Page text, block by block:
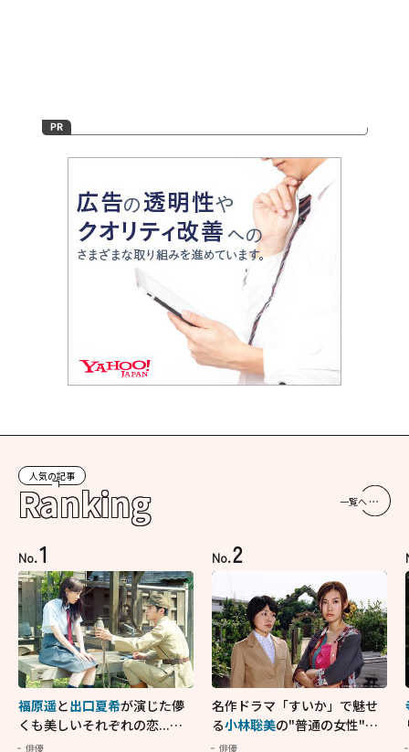
人気の記事
Ranking 一覧へ
No.1
福原遥と出口夏希が演じた儚
くも美しいそれぞれの恋...生
きることの尊さを教えてくれ
俳優
No.2
名作ドラマ「すいか」で魅せ
る小林聡美の"普通の女性"が
大人に刺さる...映画「かもめ
俳優